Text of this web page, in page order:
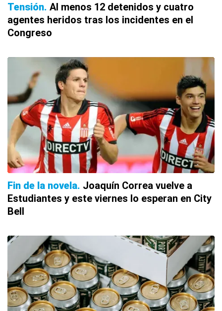
Tensión Al menos 12 detenidos y cuatro
agentes heridos tras los incidentes en el
Congreso
Fin de la novela Joaquín Correa vuelve a
Estudiantes y este viernes lo esperan en City
Bell